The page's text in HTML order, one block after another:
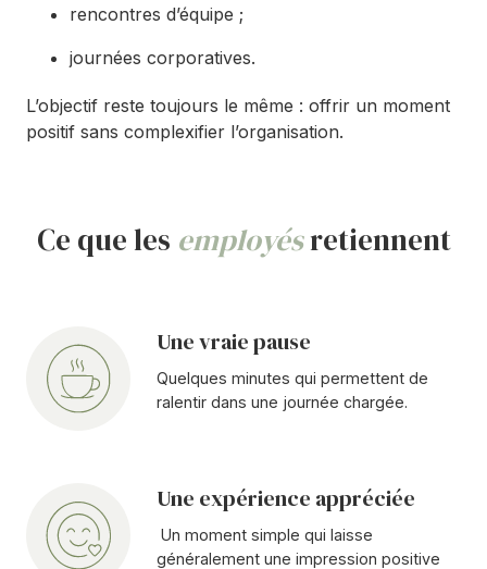
rencontres d’équipe ;
journées corporatives.
L’objectif reste toujours le même : offrir un moment
positif sans complexifier l’organisation.
Ce que les employésretiennent
Une vraie pause
Quelques minutes qui permettent de
ralentir dans une journée chargée.
vraie
pause
Une expérience appréciée
Un moment simple qui laisse
généralement une impression positive
expérience
appréciée